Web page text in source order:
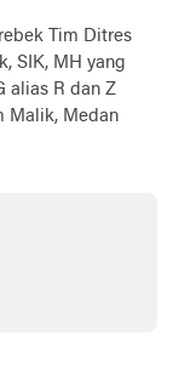
Tim Ditres
SIK, MH yang
alias R dan Z
Malik, Medan